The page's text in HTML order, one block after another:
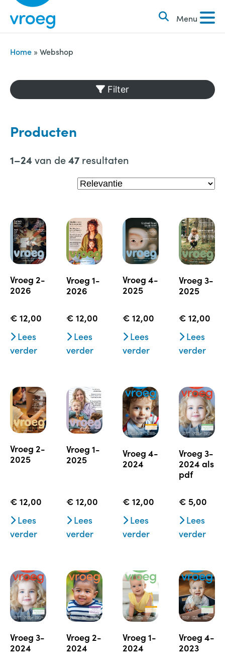
i
Menu
k
e
n
n
a
Home » Webshop
Filter
Producten
1–24van de47 resultaten
vroeg 2-
2026
€ 12,00
Lees
verder
vroeg 1-
2026
€ 12,00
Lees
verder
vroeg 4-
2025
€ 12,00
Lees
verder
vroeg 3-
2025
€ 12,00
Lees
verder
vroeg 2-
2025
€ 12,00
Lees
verder
vroeg 1-
2025
€ 12,00
Lees
verder
vroeg 4-
2024
€ 12,00
Lees
verder
vroeg 3-
2024 als
pdf
€ 5,00
Lees
verder
vroeg 3-
2024
vroeg 2-
2024
vroeg 1-
2024
vroeg 4-
2023